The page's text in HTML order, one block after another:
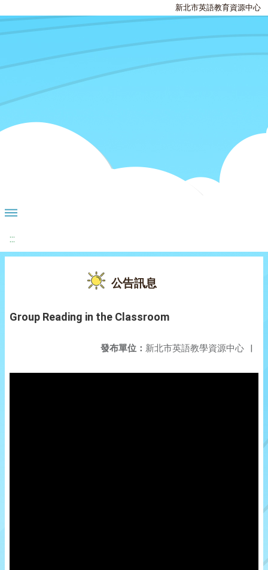
新北市英語教育資源中心
:::
公告訊息
Group Reading in the Classroom
發布單位： 新北市英語教學資源中心 |